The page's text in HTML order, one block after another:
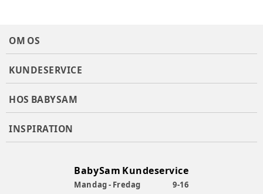
OM OS
KUNDESERVICE
HOS BABYSAM
INSPIRATION
BabySam Kundeservice
Mandag - Fredag
9-16